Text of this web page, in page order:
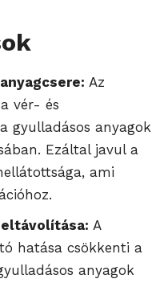
Az
vér- és
gyulladásos anyagok
Ezáltal javul a
ami
A
hatása csökkenti a
anyagok